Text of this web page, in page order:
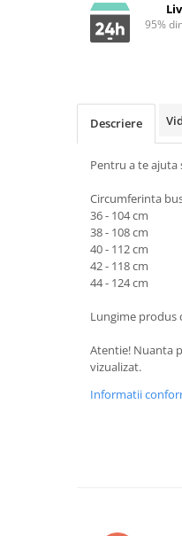
95%
Descriere
Pentru a te
Circumferinta
36 - 104 cm
38 - 108 cm
40 - 112 cm
42 - 118 cm
44 - 124 cm
Lungime produs
Atentie! Nuanta
vizualizat.
Informatii